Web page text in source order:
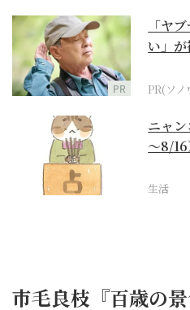
PR
「ヤ
い」
PR(ソ
ニャ
～8/
生活
市毛良枝『百歳の